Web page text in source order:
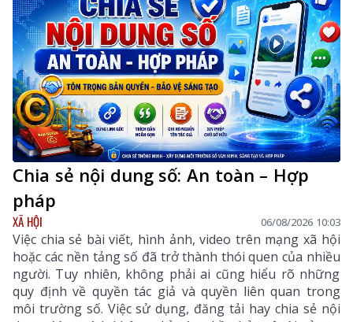
Chia sẻ nội dung số: An toàn – Hợp
pháp
XÃ HỘI 06/08/2026 10:03
Việc chia sẻ bài viết, hình ảnh, video trên mạng xã hội
hoặc các nền tảng số đã trở thành thói quen của nhiều
người. Tuy nhiên, không phải ai cũng hiểu rõ những
quy định về quyền tác giả và quyền liên quan trong
môi trường số. Việc sử dụng, đăng tải hay chia sẻ nội